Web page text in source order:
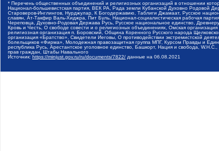
* Перечень общественных объединений и религиозных организаций в отношении
Национал-большевистская партия, ВЕК РА, Рада земли Кубанской Духовно Родовой
Староверов-Инглингов, Нурджулар, К Богодержавию, Таблиги Джамаат, Русское
славян, Ат-Такфир Валь-Хиджра, Пит Буль, Национал-социалистическая рабочая
Череповца, Духовно-Родовая Держава Русь, Русское национальное единство,
Кровь и Честь, О свободе совести и о религиозных объединениях, Омская
религиозная организация п. Боровский, Община Коренного Русского народа
организация «Братство», Свидетели Иеговы, О противодействии экстремистской
болельщиков «Фирма», Молодежная правозащитная группа МПГ, Курсом Правды и
республика Русь, Арестантское уголовное единство, Башкорт, Нация и свобода,
прав граждан, Штабы Навального
Источник: https://minjust.gov.ru/ru/documents/7822/ данные на 06.08.2021